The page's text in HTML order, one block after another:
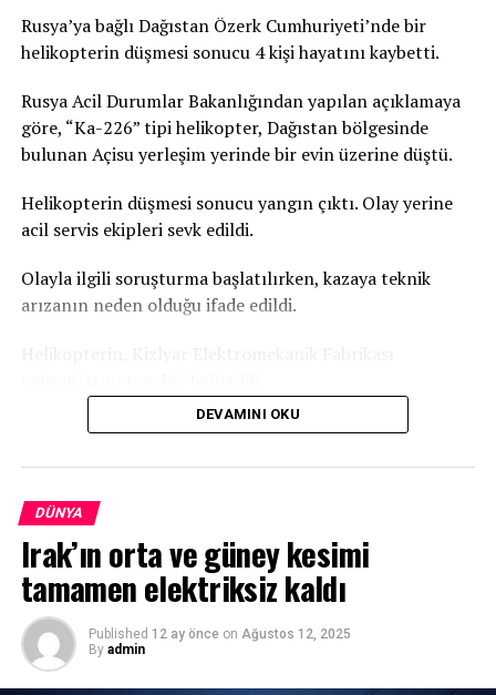
kente yakın çevresindeki cenaze salonlarında da
yoğunluk yaşandığını kaydetti. Fransa’daki acil sağlık
gün aşırı sıcaklardan etkilendiği değerlendirilen 109 kişi
yaşamını yitirmişti. Bu sayının yalnızca ev ve kamusal
alanda hayatını kaybedenleri kapsadığı bildirilmişti.
Türkiye’de de yeni haftada aşırı sıcak hava dalgası etkili
olacak. İstanbul’da hava sıcaklığının yarın 31 dereceye,
basınında yer alan haberlere göre Akdeniz Bölgesi
genelinde gölgede hissedilen sıcaklık 36-39 derece.
Rusya’ya bağlı Dağıstan Özerk Cumhuriyeti’nde bir
helikopterin düşmesi sonucu 4 kişi hayatını kaybetti.
Rusya Acil Durumlar Bakanlığından yapılan açıklamaya
göre, “Ka-226” tipi helikopter, Dağıstan bölgesinde
bulunan Açisu yerleşim yerinde bir evin üzerine düştü.
Helikopterin düşmesi sonucu yangın çıktı. Olay yerine
acil servis ekipleri sevk edildi.
Olayla ilgili soruşturma başlatılırken, kazaya teknik
arızanın neden olduğu ifade edildi.
Dağıstan Özerk Cumhuriyeti Başkanı Sergey Melikov,
göre, 4 kişi yaşamını yitirdi. Yaralanan 3 kişi ise
DEVAMINI OKU
DÜNYA
Irak’ın orta ve güney kesimi
tamamen elektriksiz kaldı
Published 12 ay önce on Ağustos 12, 2025
By admin